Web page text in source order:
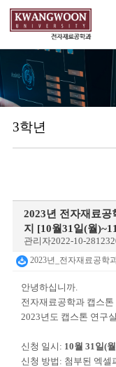
3학년
2023년 전자재료공
지 [10월31일(월
관리자2022-10-28
2023년_전자재료공학
안녕하십니까.
전자재료공학과 캡스
2023년도 캡스톤 연구
신청 일시 : 10월 31일(월
신청 방법 : 첨부된 엑셀